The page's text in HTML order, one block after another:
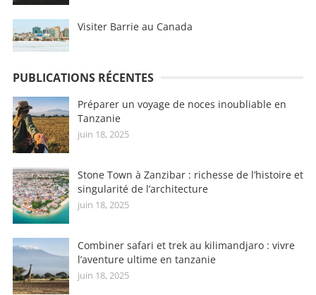
Visiter Barrie au Canada
PUBLICATIONS RÉCENTES
Préparer un voyage de noces inoubliable en
Tanzanie
juin 18, 2025
Stone Town à Zanzibar : richesse de l’histoire et
singularité de l’architecture
juin 18, 2025
Combiner safari et trek au kilimandjaro : vivre
l’aventure ultime en tanzanie
juin 18, 2025